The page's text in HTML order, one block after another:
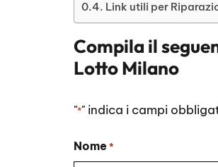
Link utili per
Compila il
Lotto Milano
"*" indica i campi
Nome *